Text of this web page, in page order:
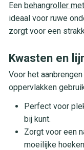
Een behangroller
ideaal voor ruwe
zorgt voor een
Kwasten en
Voor het
oppervlakken
Perfect voor
bij kunt.
Zorgt voor een
moeilijke